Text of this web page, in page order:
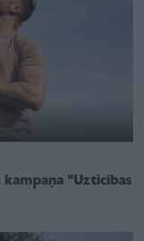
"Uzticības